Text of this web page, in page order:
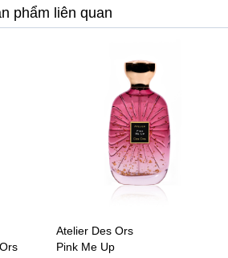
phẩm liên quan
Atelier Des Ors
Pink Me Up